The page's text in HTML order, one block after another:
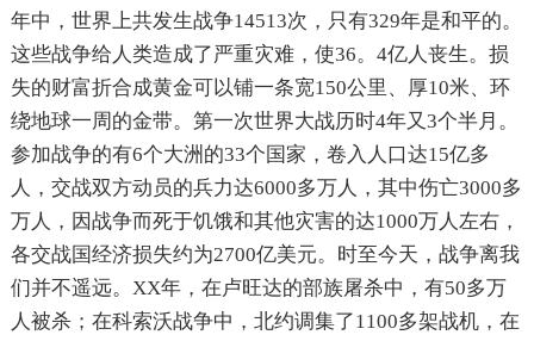
年中，世界上共发生战争14513次，只有329年是和平的。
这些战争给人类造成了严重灾难，使36。4亿人丧生。损
失的财富折合成黄金可以铺一条宽150公里、厚10米、环
绕地球一周的金带。第一次世界大战历时4年又3个半月。
参加战争的有6个大洲的33个国家，卷入人口达15亿多
人，交战双方动员的兵力达6000多万人，其中伤亡3000多
万人，因战争而死于饥饿和其他灾害的达1000万人左右，
各交战国经济损失约为2700亿美元。时至今天，战争离我
们并不遥远。XX年，在卢旺达的部族屠杀中，有50多万
人被杀；在科索沃战争中，北约调集了1100多架战机，在